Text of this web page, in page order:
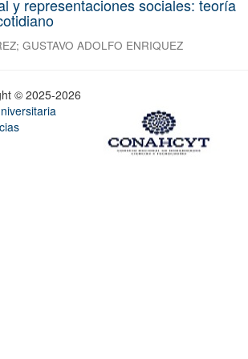
y representaciones sociales: teoría
; GUSTAVO ADOLFO ENRIQUEZ
© 2025-2026